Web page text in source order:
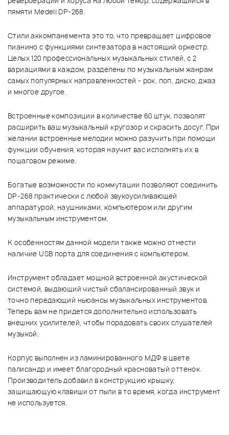
пямяти Medeli DP-268.
Стили аккомпанемента это то, что превращает цифровое
пианино с функциями синтезатора в настоящий оркестр.
Целых 120 профессиональных музыкальных стилей, с 2
вариациями в каждом, разделены по музыкальным жанрам
самых популярных направленностей - рок, поп, диско, джаз
и многое другое.
Встроенные композиции в количестве 60 штук, позволят
расширить ваш музыкальный кругозор и скрасить досуг. При
желании встроенные мелодии можно разучить при помощи
функции обучения, которая научит вас исполнять их в
пошаговом режиме.
Богатые возможности по коммутации позволяют соединить
DP-268 практически с любой звукоусиливающей
аппаратурой, наушниками, компьютером или другим
музыкальным инструментом.
К особенностям данной модели также можно отнести
наличие USB порта для соединения с компьютером.
Инструмент обладает мощной встроенной акустической
системой, выдающий чистый сбалансированный звук и
точно передающий ньюансы музыкальных инструментов.
Теперь вам не придется дополнительно использовать
внешних усилителей, чтобы порадовать своих слушателей
музыкой.
Корпус выполнен из ламинированного МДФ в цвете
палисандр и имеет благородный красноватый оттенок.
Производитель добавил в конструкцию крышку,
защищающую клавиши от пыли в то время, когда инструмент
не используется.